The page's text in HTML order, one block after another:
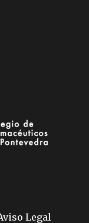
Legal